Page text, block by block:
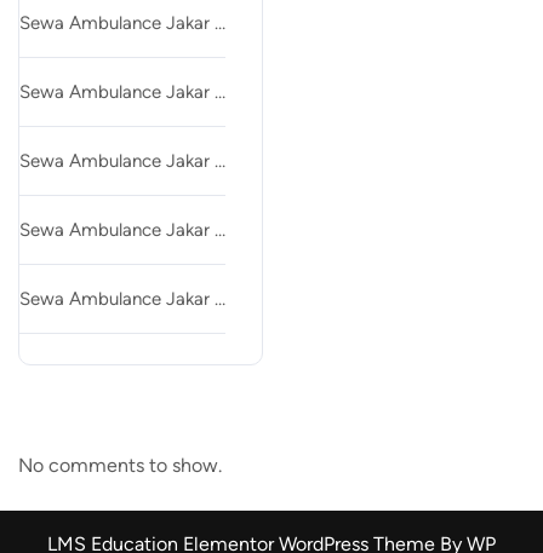
Sewa Ambulance Jakar …
Sewa Ambulance Jakar …
Sewa Ambulance Jakar …
Sewa Ambulance Jakar …
Sewa Ambulance Jakar …
No comments to show.
LMS Education Elementor WordPress Theme By WP